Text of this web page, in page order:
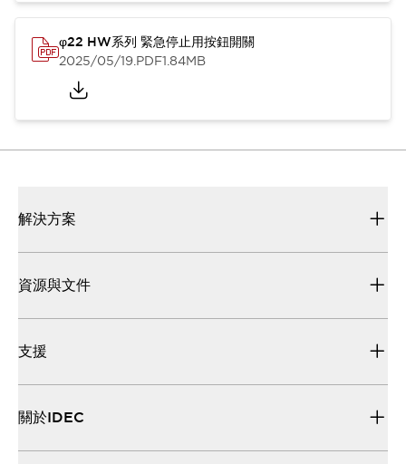
φ22 HW系列 緊急停止用按鈕開關
2025/05/19.PDF1.84MB
解決方案
資源與文件
支援
關於IDEC